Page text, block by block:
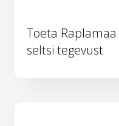
Toeta Raplamaa
seltsi tegevust